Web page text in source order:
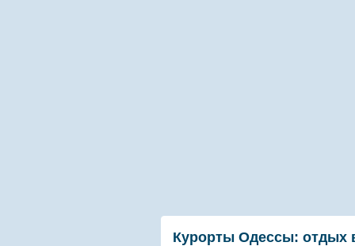
Курорты Одессы: отдых